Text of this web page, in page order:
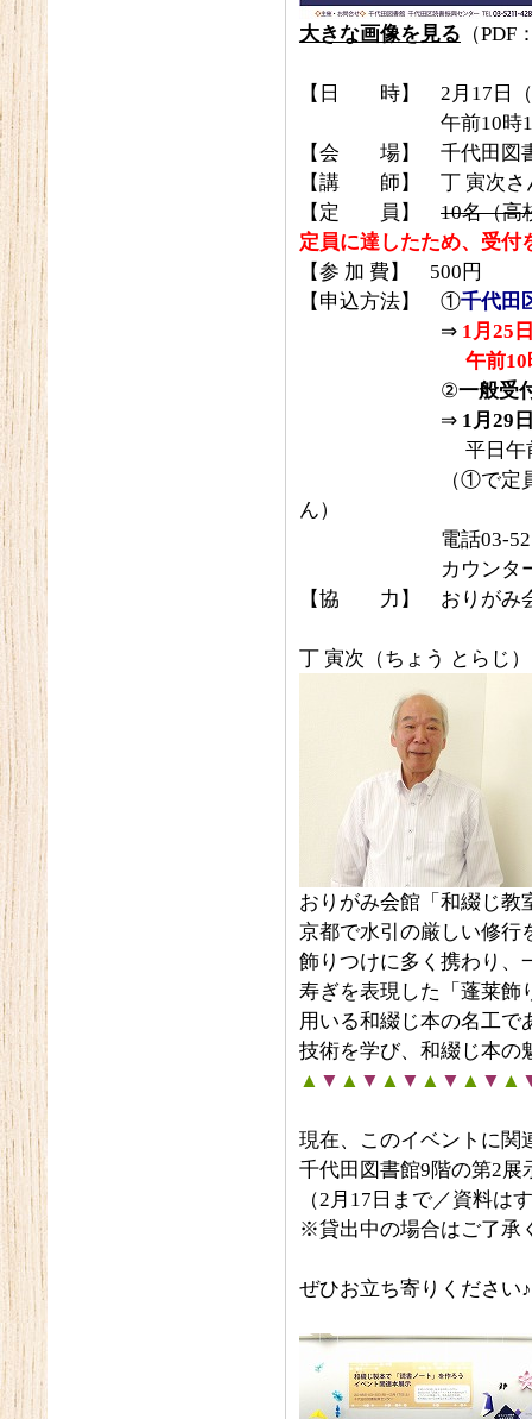
大きな画像を見る （PDF
【日 時】 2月17日（
午前10時10分～
【会 場】 千代田図書
【講 師】 丁 寅次さ
【定 員】 10名（
定員に達したため、受付
【参 加 費】 500円
【申込方法】 ①千代田
⇒ 1月25
午前10
②一般受
⇒ 1月29
平日午前10時
（①で定員になっ
ん）
電話03-5211-4289
カウンターにてお
【協 力】 おりがみ
丁 寅次（ちょう とらじ
おりがみ会館「和綴じ教
京都で水引の厳しい修行
飾りつけに多く携わり、
寿ぎを表現した「蓬莱飾
用いる和綴じ本の名工で
技術を学び、和綴じ本の
▲ ▼ ▲ ▼ ▲ ▼ ▲ ▼ ▲ ▼ ▲
現在、このイベントに関
千代田図書館9階の第2
（2月17日まで／資料は
※貸出中の場合はご了承
ぜひお立ち寄りください♪